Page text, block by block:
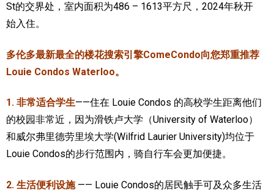
定居安大略省
加拿大的福利制度
St的交界处，室内面积为486 – 1613平方尺，2024年秋开
始入住。
多伦多最新最全的楼花搜索引擎ComeCondo向您郑重推荐
Louie Condos Waterloo。
1. 非常适合学生——住在 Louie Condos 的高校学生距离他们
的校园非常近，因为滑铁卢大学（University of Waterloo）
和威尔弗里德劳里埃大学(Wilfrid Laurier University)均位于
Louie Condos的步行范围内，骑自行车会更加便捷。
2. 生活便利设施 —— Louie Condos的居民触手可及众多生活